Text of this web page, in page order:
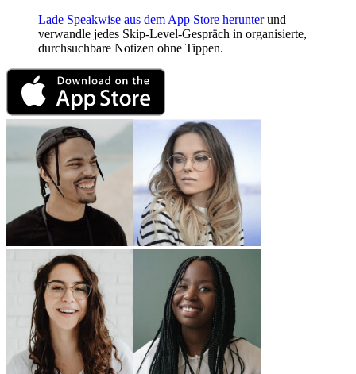
Lade Speakwise aus dem App Store herunterund
verwandle jedes Skip-Level-Gespräch in organisierte,
durchsuchbare Notizen ohne Tippen.